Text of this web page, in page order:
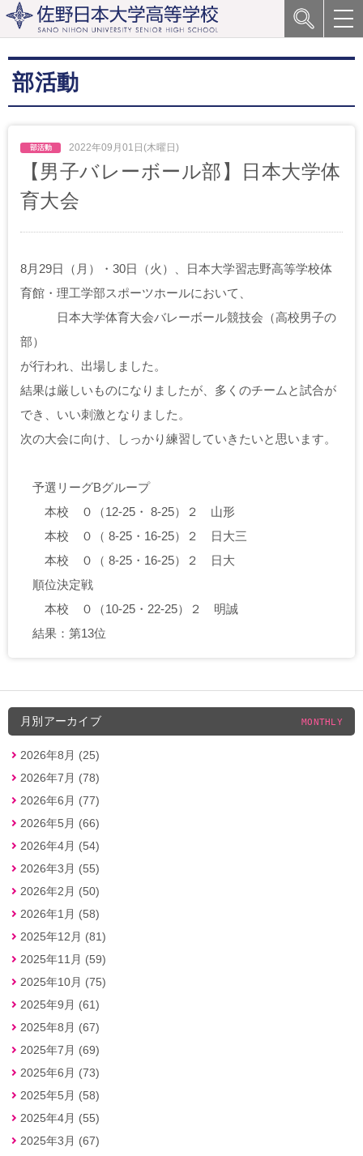
部活動
2022年09月01日(木曜日)
【男子バレーボール部】日本大学体
育大会
8月29日（月）・30日（火）、日本大学習志野高等学校体
育館・理工学部スポーツホールにおいて、
日本大学体育大会バレーボール競技会（高校男子の
部）
が行われ、出場しました。
結果は厳しいものになりましたが、多くのチームと試合が
でき、いい刺激となりました。
次の大会に向け、しっかり練習していきたいと思います。
予選リーグBグループ
本校 ０（12-25・ 8-25）２ 山形
本校 ０（ 8-25・16-25）２ 日大三
本校 ０（ 8-25・16-25）２ 日大
順位決定戦
本校 ０（10-25・22-25）２ 明誠
結果：第13位
月別アーカイブ MONTHLY
2026年8月 (25)
2026年7月 (78)
2026年6月 (77)
2026年5月 (66)
2026年4月 (54)
2026年3月 (55)
2026年2月 (50)
2026年1月 (58)
2025年12月 (81)
2025年11月 (59)
2025年10月 (75)
2025年9月 (61)
2025年8月 (67)
2025年7月 (69)
2025年6月 (73)
2025年5月 (58)
2025年4月 (55)
2025年3月 (67)